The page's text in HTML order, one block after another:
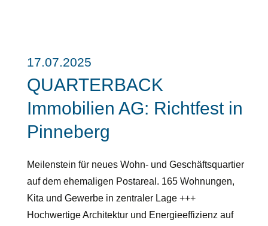
17.07.2025
QUARTERBACK
Immobilien AG: Richtfest in
Pinneberg
Meilenstein für neues Wohn- und Geschäftsquartier
auf dem ehemaligen Postareal. 165 Wohnungen,
Kita und Gewerbe in zentraler Lage +++
Hochwertige Architektur und Energieeffizienz auf